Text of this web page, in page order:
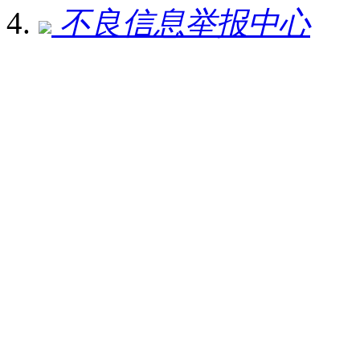
不良信息举报中心